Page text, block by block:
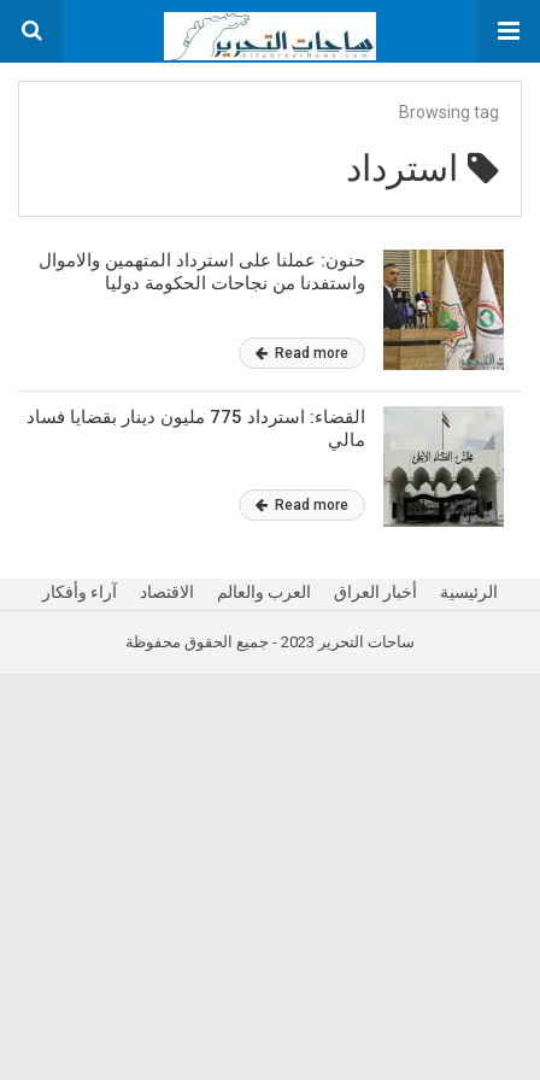
Browsing tag
استرداد
حنون: عملنا على استرداد المتهمين والاموال
واستفدنا من نجاحات الحكومة دوليا
Read more
القضاء: استرداد 775 مليون دينار بقضايا فساد
مالي
Read more
الرئيسية أخبار العراق العرب والعالم الاقتصاد آراء وأفكار
ساحات التحرير 2023 - جميع الحقوق محفوظة